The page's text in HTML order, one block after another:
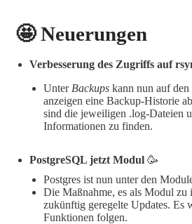
🤩 Neuerungen
Verbesserung des Zugriffs auf
Unter Backups kann nun auf
anzeigen eine Backup-Historie
sind die jeweiligen .log-Dateien
Informationen zu finden.
PostgreSQL jetzt Modul 🥳
Postgres ist nun unter den
Die Maßnahme, es als Modul zu
zukünftig geregelte Updates. Es
Funktionen folgen.